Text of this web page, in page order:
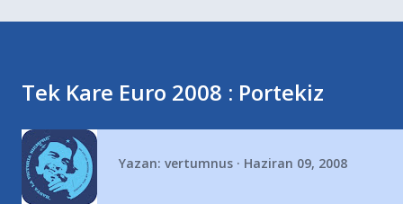
Tek Kare Euro 2008 : Portekiz
Yazan: vertumnus Haziran 09, 2008